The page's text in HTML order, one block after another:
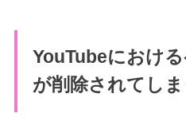
YouTubeにおけ
が削除されてし